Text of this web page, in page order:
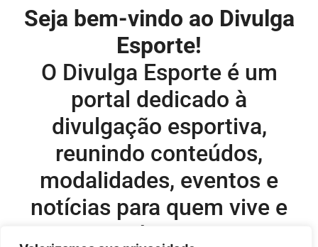
Seja bem-vindo ao Divulga
Esporte!
O Divulga Esporte é um
portal dedicado à
divulgação esportiva,
reunindo conteúdos,
modalidades, eventos e
notícias para quem vive e
acompanha o esporte.